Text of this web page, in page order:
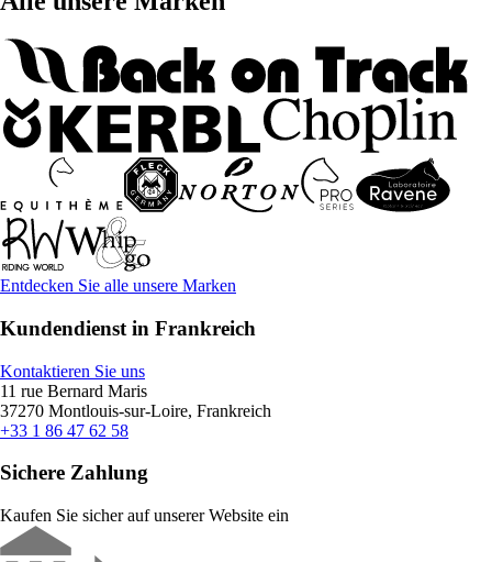
Entdecken Sie alle unsere Marken
Kundendienst in Frankreich
Kontaktieren Sie uns
11 rue Bernard Maris
37270 Montlouis-sur-Loire, Frankreich
+33 1 86 47 62 58
Sichere Zahlung
Kaufen Sie sicher auf unserer Website ein